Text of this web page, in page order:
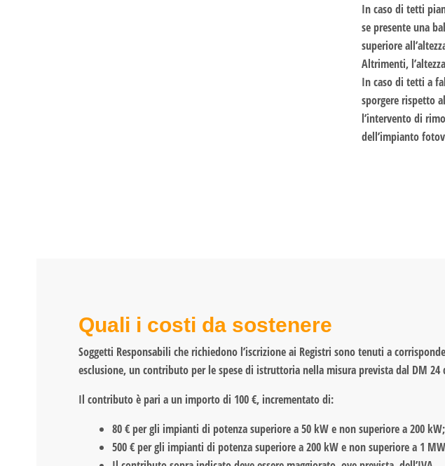
In caso di tetti
se presente una
superiore
Altrimenti,
In caso di tetti a
sporgere rispetto
l’intervento di
dell’impianto
Quali i costi da sostenere
Soggetti Responsabili che richiedono l’iscrizione ai Registri sono tenuti a
esclusione, un contributo per le spese di istruttoria nella misura prevista dal DM 24
Il contributo è pari a un importo di 100 €, incrementato di:
80 € per gli impianti di potenza superiore a 50 kW e non superiore a 200 kW;
500 € per gli impianti di potenza superiore a 200 kW e non superiore a 1